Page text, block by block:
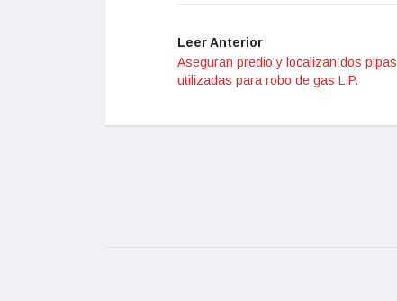
Leer Anterior
Aseguran predio y localizan dos pipas
utilizadas para robo de gas L.P.